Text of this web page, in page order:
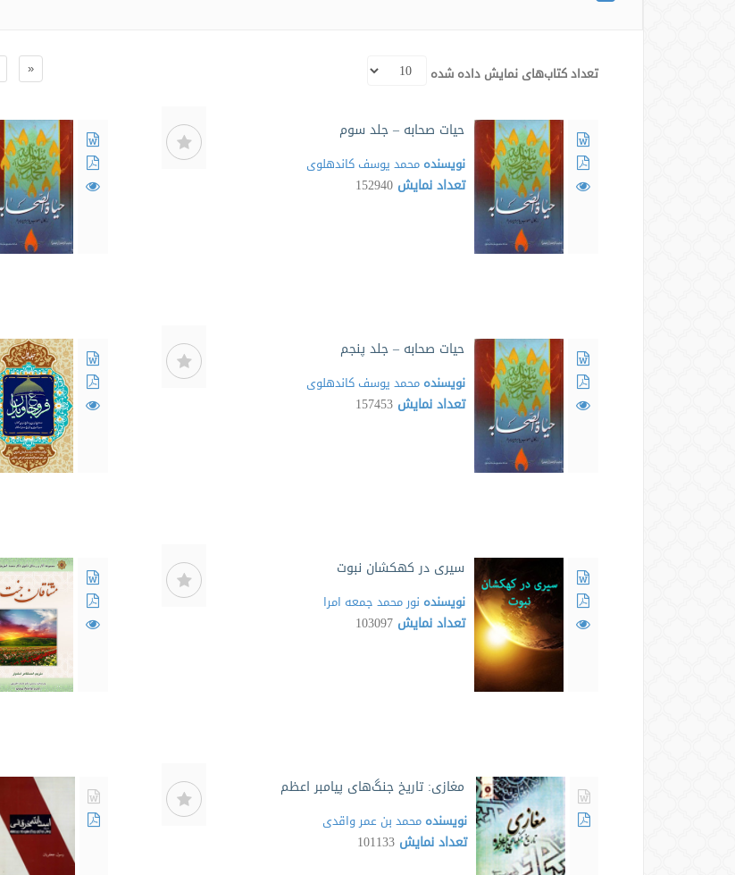
تعداد کتاب‌های نمایش داده شده «
حیات صحابه – جلد سوم
نویسنده محمد یوسف کاندهلوی
تعداد نمایش 152940
حیات صحابه – جلد پنجم
نویسنده محمد یوسف کاندهلوی
تعداد نمایش 157453
سیری در کهکشان نبوت
نویسنده نور محمد جمعه امرا
تعداد نمایش 103097
مغازی: تاریخ جنگ‌های پیامبر اعظم
نویسنده محمد بن عمر واقدی
تعداد نمایش 101133